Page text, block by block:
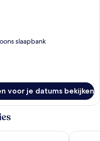
slaapbank
voor je datums bekijken
IHG